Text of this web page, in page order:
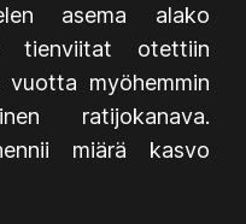
asema alako
tienviitat otettiin
myöhemmin
ratijokanava.
miärä kasvo